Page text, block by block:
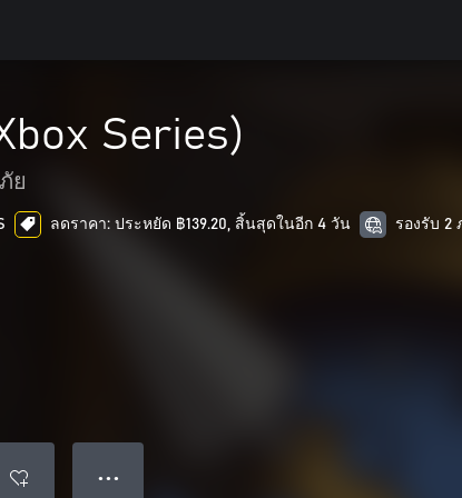
Series)
ย
ลดราคา: ประหยัด ฿139.20, สิ้นสุดในอีก 4 วัน รองรับ 2
● ● ●